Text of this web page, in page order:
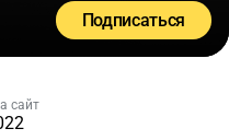
Подписаться
сайт